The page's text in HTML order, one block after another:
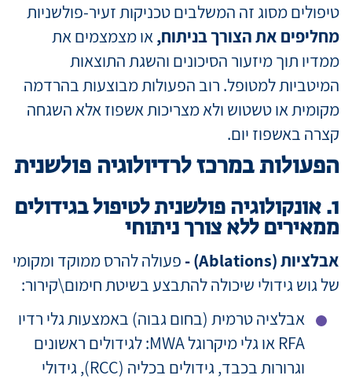
טיפולים מסוג זה המשלבים טכניקות זעיר-פולשניות
מחליפים את הצורך בניתוח,או מצמצמים את
ממדיו תוך מיזעור הסיכונים והשגת התוצאות
המיטביות למטופל. רוב הפעולות מבוצעות בהרדמה
מקומית או טשטוש ולא מצריכות אשפוז אלא השגחה
קצרה באשפוז יום.
הפעולות במרכז לרדיולוגיה פולשנית
1. אונקולוגיה פולשנית לטיפול בגידולים
ממאירים ללא צורך ניתוחי
אבלציות (Ablations) -
פעולה להרס ממוקד ומקומי
של גוש גידולי שיכולה להתבצע בשיטת חימום\קירור:
אבלציה טרמית (בחום גבוה) באמצעות גלי רדיו
RFA או גלי מיקרוגל MWA: לגידולים ראשונים
וגרורות בכבד, גידולים בכליה (RCC), גידולי